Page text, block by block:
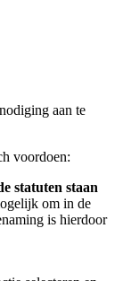
aan te
voordoen:
statuten staan
om in de
is hierdoor